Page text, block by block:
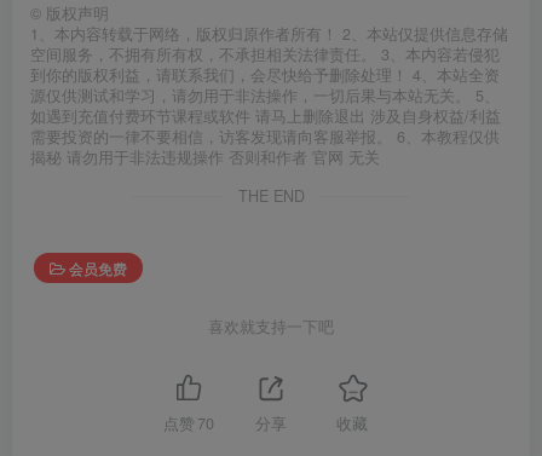
© 版权声明
1、本内容转载于网络，版权归原作者所有！ 2、本站仅提供信息存储
空间服务，不拥有所有权，不承担相关法律责任。 3、本内容若侵犯
到你的版权利益，请联系我们，会尽快给予删除处理！ 4、本站全资
源仅供测试和学习，请勿用于非法操作，一切后果与本站无关。 5、
如遇到充值付费环节课程或软件 请马上删除退出 涉及自身权益/利益
需要投资的一律不要相信，访客发现请向客服举报。 6、本教程仅供
揭秘 请勿用于非法违规操作 否则和作者 官网 无关
THE END
会员免费
喜欢就支持一下吧
点赞 70 分享 收藏